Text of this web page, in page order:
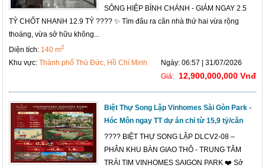
SÔNG HIỆP BÌNH CHÁNH - GIẢM NGAY 2.5
TỶ CHỐT NHANH 12.9 TỶ ???? ✨ Tìm đâu ra căn nhà thứ hai vừa rộng
thoáng, vừa sở hữu không...
Diện tích: 140 m2
Khu vực:Thành phố Thủ Đức, Hồ Chí Minh
Ngày: 06:57 | 31/07/2026
Giá:
12,900,000,000 Vnđ
Biệt Thự Song Lập Vinhomes Sài Gòn Park -
Hóc Môn ngay TT dự án chỉ từ 15,9 tỷ/căn
???? BIỆT THỰ SONG LẬP DLCV2-08 –
PHÂN KHU BÀN GIAO THÔ - TRUNG TÂM
TRÁI TIM VINHOMES SAIGON PARK ❤️ Sở